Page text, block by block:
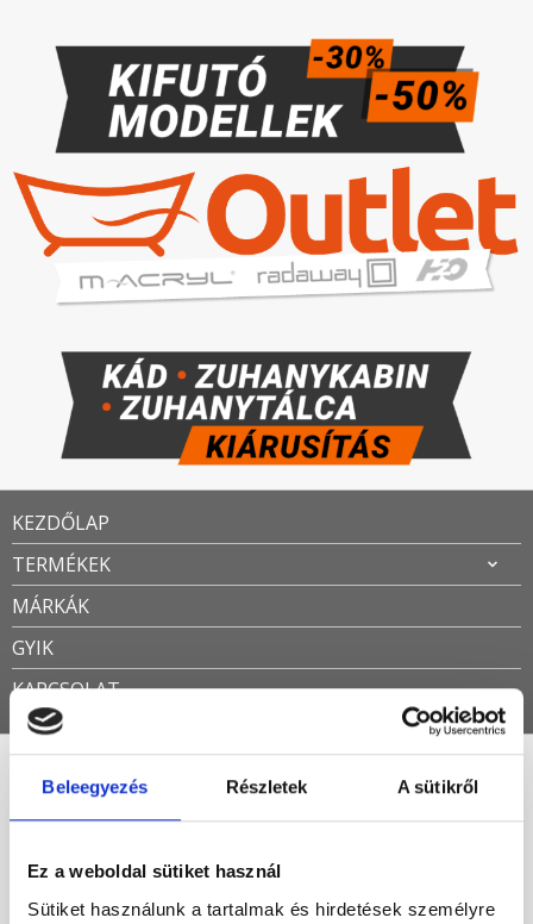
Beleegyezés Részletek A sütikről
Ez a weboldal sütiket használ
Sütiket használunk a tartalmak és hirdetések személyre
KEZDŐLAP
TERMÉKEK
MÁRKÁK
GYIK
KAPCSOLAT
1 év garancia a zuhanyajtóra
Öszesen 2 találat
Népszerűség szerint